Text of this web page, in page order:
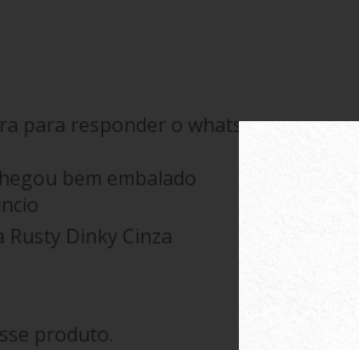
para responder o whatsapp
bem embalado
Rusty Dinky Cinza
produto.